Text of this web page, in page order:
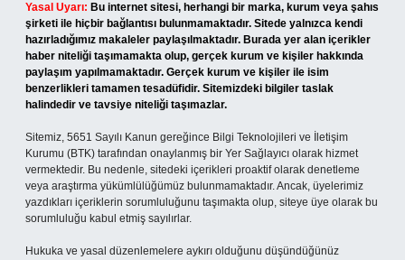
Yasal Uyarı: Bu internet sitesi, herhangi bir marka, kurum veya şahıs
şirketi ile hiçbir bağlantısı bulunmamaktadır. Sitede yalnızca kendi
hazırladığımız makaleler paylaşılmaktadır. Burada yer alan içerikler
haber niteliği taşımamakta olup, gerçek kurum ve kişiler hakkında
paylaşım yapılmamaktadır. Gerçek kurum ve kişiler ile isim
benzerlikleri tamamen tesadüfidir. Sitemizdeki bilgiler taslak
halindedir ve tavsiye niteliği taşımazlar.
Sitemiz, 5651 Sayılı Kanun gereğince Bilgi Teknolojileri ve İletişim
Kurumu (BTK) tarafından onaylanmış bir Yer Sağlayıcı olarak hizmet
vermektedir. Bu nedenle, sitedeki içerikleri proaktif olarak denetleme
veya araştırma yükümlülüğümüz bulunmamaktadır. Ancak, üyelerimiz
yazdıkları içeriklerin sorumluluğunu taşımakta olup, siteye üye olarak bu
sorumluluğu kabul etmiş sayılırlar.
Hukuka ve yasal düzenlemelere aykırı olduğunu düşündüğünüz